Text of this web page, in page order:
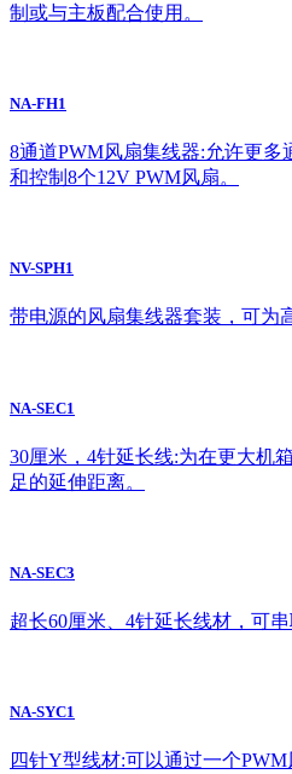
制或与主板配合使用。
NA-FH1
8通道PWM风扇集线器:允许更
和控制8个12V PWM风扇。
NV-SPH1
带电源的风扇集线器套装，可为
NA-SEC1
30厘米，4针延长线:为在更大机
足的延伸距离。
NA-SEC3
超长60厘米、4针延长线材，可
NA-SYC1
四针Y型线材:可以通过一个